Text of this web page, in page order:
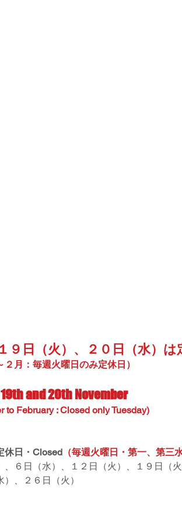
９日（火）、２０日（水）は
２月：毎週火曜日のみ定休日）
and 20th November
to February : Closed only Tuesday)
休日・Closed （毎週火曜日・第一、第三
、６日（水）、１２日（火）、１９日（火
）、２６日（火）